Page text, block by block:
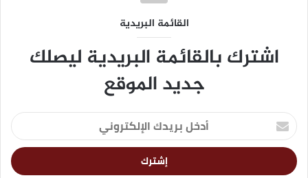
القائمة البريدية
اشترك بالقائمة البريدية ليصلك
جديد الموقع